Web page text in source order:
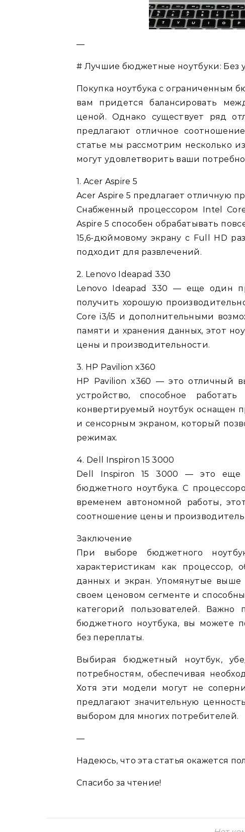
—
# Лучшие бюджетные ноутбуки: Без
Покупка ноутбука с ограниченным
вам придется балансировать
ценой. Однако существует ряд
предлагают отличное
статье мы рассмотрим несколько
могут удовлетворить ваши
1. Acer Aspire 5
Acer Aspire 5 предлагает отличную
Снабженный процессором Intel
Aspire 5 способен обрабатывать
15,6-дюймовому экрану с Full HD
подходит для развлечений.
2. Lenovo Ideapad 330
Lenovo Ideapad 330 — еще один
получить хорошую
Core i3/i5 и дополнительными
памяти и хранения данных, этот
цены и производительности.
3. HP Pavilion x360
HP Pavilion x360 — это отличный
устройство, способное
конвертируемый ноутбук оснащен
и сенсорным экраном, который
режимах.
4. Dell Inspiron 15 3000
Dell Inspiron 15 3000 — это еще
бюджетного ноутбука. С
временем автономной работы,
соотношение цены и
Заключение
При выборе бюджетного
характеристикам как процессор,
данных и экран. Упомянутые
своем ценовом сегменте и
категорий пользователей.
бюджетного ноутбука, вы можете
без переплаты.
Выбирая бюджетный ноутбук,
потребностям, обеспечивая
Хотя эти модели могут не
предлагают значительную
выбором для многих потребителей.
—
Надеюсь, что эта статья окажется
Спасибо за чтение!